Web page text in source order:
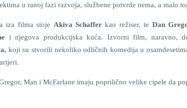
u ranoj fazi razvoja, službene potvrde nema, a malo
iza filma stoje Akiva Schafferkao režiser, te Dan
i njegova produkcijska kuća. Izvorni film, naravno,
koji su stvorili nekoliko odličnih komedija u
Man i McFarlane imaju poprilično velike cipele da